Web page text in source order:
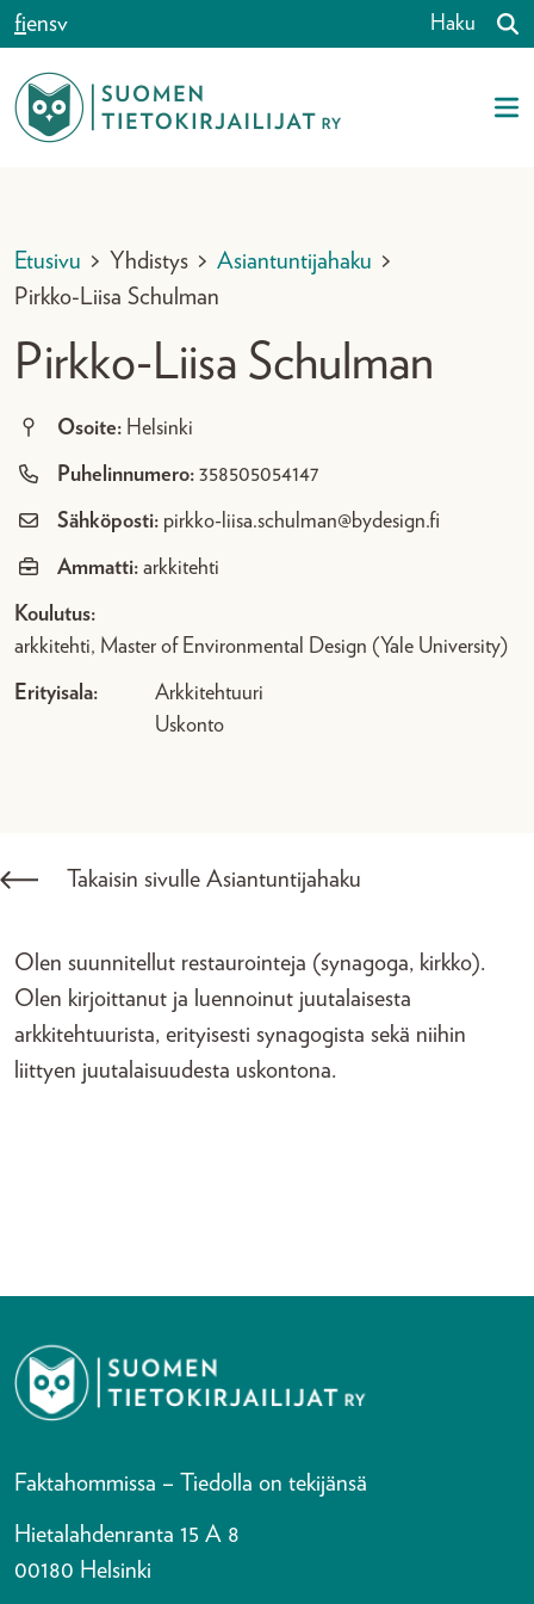
Siirry sisältöön
fiensv Haku
Etusivu > Yhdistys > Asiantuntijahaku >
Pirkko-Liisa Schulman
Pirkko-Liisa Schulman
Osoite: Helsinki
Puhelinnumero: 358505054147
Sähköposti: pirkko-liisa.schulman@bydesign.fi
Ammatti: arkkitehti
Koulutus:
arkkitehti, Master of Environmental Design (Yale University)
Erityisala:
Arkkitehtuuri
Uskonto
Takaisin sivulle Asiantuntijahaku
Olen suunnitellut restaurointeja (synagoga, kirkko).
Olen kirjoittanut ja luennoinut juutalaisesta
arkkitehtuurista, erityisesti synagogista sekä niihin
liittyen juutalaisuudesta uskontona.
Faktahommissa – Tiedolla on tekijänsä
Hietalahdenranta 15 A 8
00180 Helsinki